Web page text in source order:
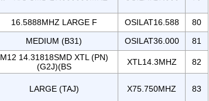
16.5888MHZ LARGE F OSILAT16.588
80
MEDIUM (B31) OSILAT36.000 81
M12 14.31818SMD XTL (PN)
(G2J)(BS
XTL14.3MHZ 82
LARGE (TAJ) X75.750MHZ 83